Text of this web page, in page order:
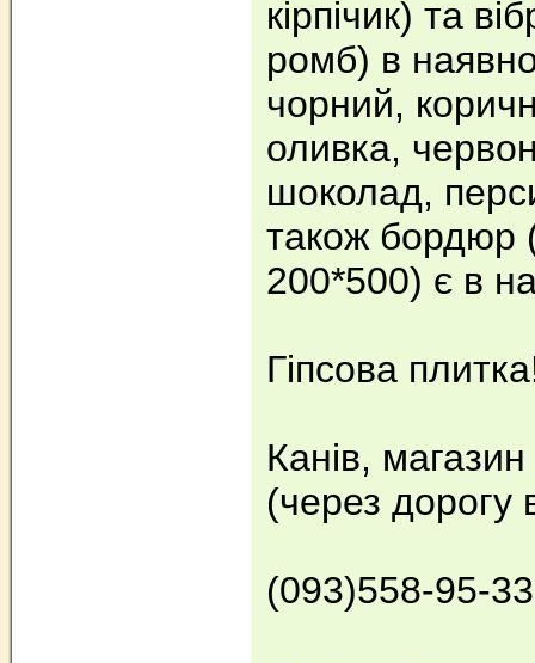
кірпічик) та
ромб) в
чорний,
оливка,
шоколад,
також бордюр
200*500) є в
Гіпсова
Канів,
(через дорогу
(093)558-95-